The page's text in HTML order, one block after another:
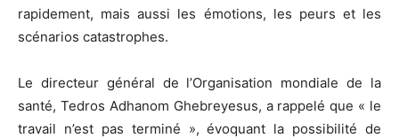
rapidement, mais aussi les émotions, les peurs et les
scénarios catastrophes.
Le directeur général de l’Organisation mondiale de la
santé, Tedros Adhanom Ghebreyesus, a rappelé que « le
travail n’est pas terminé », évoquant la possibilité de